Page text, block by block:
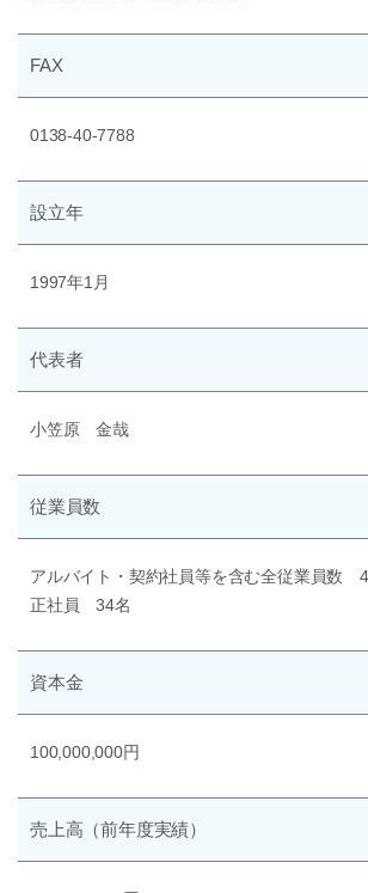
FAX
0138-40-7788
設立年
1997年1月
代表者
小笠原 金哉
従業員数
アルバイト・契約社員等を含む全従業員数
正社員 34名
資本金
100,000,000円
売上高 （前年度実績）